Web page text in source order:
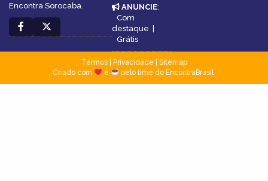
Encontra Sorocaba.
ANUNCIE:
Com
destaque |
Grátis
Termos| Privacidade
Sitemap
Criado com
e pelo time do EncontraBrasil